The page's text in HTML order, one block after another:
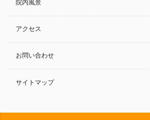
院内風景
アクセス
お問い合わせ
サイトマップ